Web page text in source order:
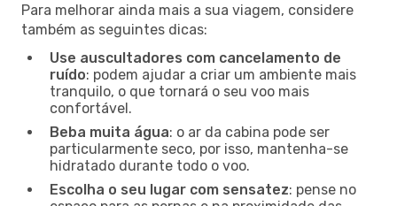
Para melhorar ainda mais a sua viagem, considere
também as seguintes dicas:
Use auscultadores com cancelamento de
ruído: podem ajudar a criar um ambiente mais
tranquilo, o que tornará o seu voo mais
confortável.
Beba muita água: o ar da cabina pode ser
particularmente seco, por isso, mantenha-se
hidratado durante todo o voo.
Escolha o seu lugar com sensatez: pense no